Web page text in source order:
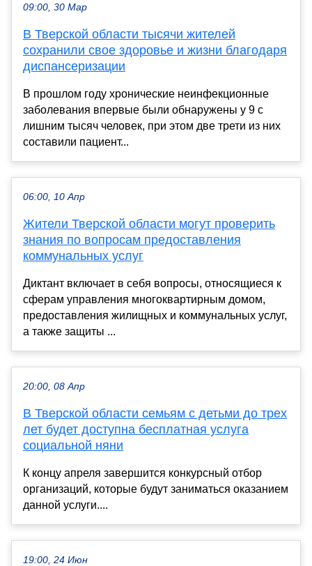
09:00, 30 Мар
В Тверской области тысячи жителей
сохранили свое здоровье и жизни благодаря
диспансеризации
В прошлом году хронические неинфекционные
заболевания впервые были обнаружены у 9 с
лишним тысяч человек, при этом две трети из них
составили пациент...
06:00, 10 Апр
Жители Тверской области могут проверить
знания по вопросам предоставления
коммунальных услуг
Диктант включает в себя вопросы, относящиеся к
сферам управления многоквартирным домом,
предоставления жилищных и коммунальных услуг,
а также защиты ...
20:00, 08 Апр
В Тверской области семьям с детьми до трех
лет будет доступна бесплатная услуга
социальной няни
К концу апреля завершится конкурсный отбор
организаций, которые будут заниматься оказанием
данной услуги....
19:00, 24 Июн